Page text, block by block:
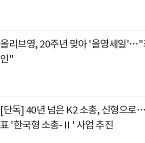
올리브영, 20주년 맞아 '올영세일
인"
[단독] 40년 넘은 K2 소총, 신형으로
표 '한국형 소총-Ⅱ' 사업 추진